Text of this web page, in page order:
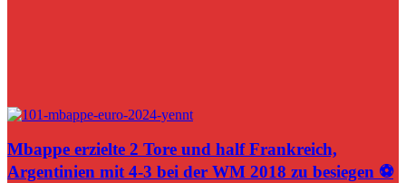
Mbappe erzielte 2 Tore und half Frankreich,
Argentinien mit 4-3 bei der WM 2018 zu besiegen ⚽️